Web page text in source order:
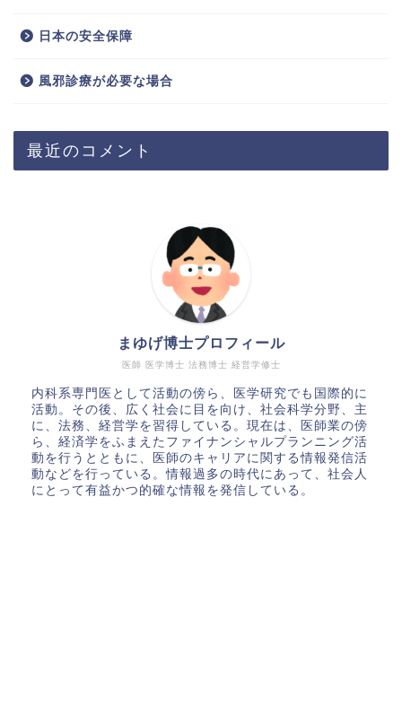
日本の安全保障
風邪診療が必要な場合
最近のコメント
医師 医学博士 法務博士 経営学修士
まゆげ博士プロフィール
内科系専門医として活動の傍ら、医学研究でも国際的に
活動。その後、広く社会に目を向け、社会科学分野、主
に、法務、経営学を習得している。現在は、医師業の傍
ら、経済学をふまえたファイナンシャルプランニング活
動を行うとともに、医師のキャリアに関する情報発信活
動などを行っている。情報過多の時代にあって、社会人
にとって有益かつ的確な情報を発信している。